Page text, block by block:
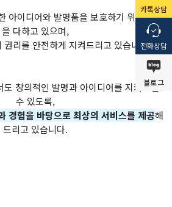
카톡상담
전화상담
블로그
아이디어와 발명품을 보호하기 위해 최선
을 다하고 있으며,
권리를 안전하게 지켜드리고 있습니다.
창의적인 발명과 아이디어를 지켜드릴
수 있도록,
경험을 바탕으로 최상의 서비스를 제공해
드리고 있습니다.